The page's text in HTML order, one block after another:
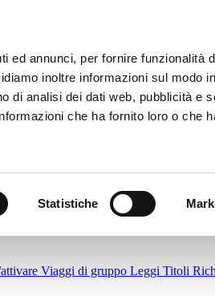
ed annunci, per fornire funzionalità
inoltre informazioni sul modo
di analisi dei dati web, pubblicità e
che ha fornito loro o che
Statistiche
Contactless a bordo autobus
Viaggi di gruppo Leggi Titoli